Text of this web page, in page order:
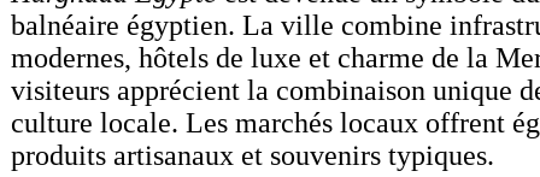
balnéaire égyptien. La ville combine
modernes, hôtels de luxe et charme de la
visiteurs apprécient la combinaison unique
culture locale. Les marchés locaux offrent
produits artisanaux et souvenirs typiques.